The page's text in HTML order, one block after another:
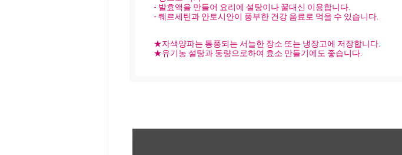
- 발효액을 만들어 요리에 설탕이나 꿀대신 이용합니다.
- 퀘르세틴과 안토시안이 풍부한 건강 음료로 먹을 수 있습니다.
★자색양파는 통풍되는 서늘한 장소 또는 냉장고에 저장합니다.
★유기농 설탕과 동량으로하여 효소 만들기에도 좋습니다.